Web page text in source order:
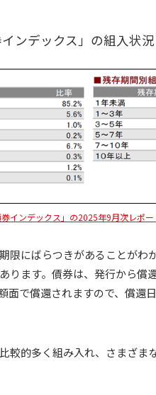
ンデックス」の組入状
券インデックス」の2025年9月次レポー
にばらつきがあることがわ
ります。債券は、発行から償
面で償還されますので、償還
較的多く組み入れ、さまざま